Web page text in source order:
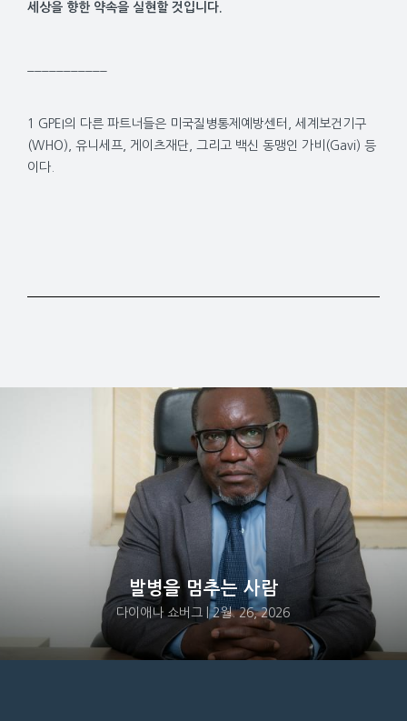
세상을 향한 약속을 실현할 것입니다.
1 GPEI의 다른 파트너들은 미국질병통제예방센터, 세계보건기구
(WHO), 유니세프, 게이츠재단, 그리고 백신 동맹인 가비(Gavi) 등
이다.
발병을 멈추는 사람
다이애나 쇼버그 | 2월. 26, 2026